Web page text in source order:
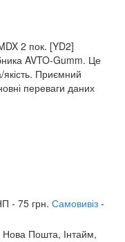
2 пок. [YD2]
AVTO-Gumm. Це
якість. Приємний
переваги даних
- 75 грн. Самовивіз -
Нова Пошта, Інтайм,